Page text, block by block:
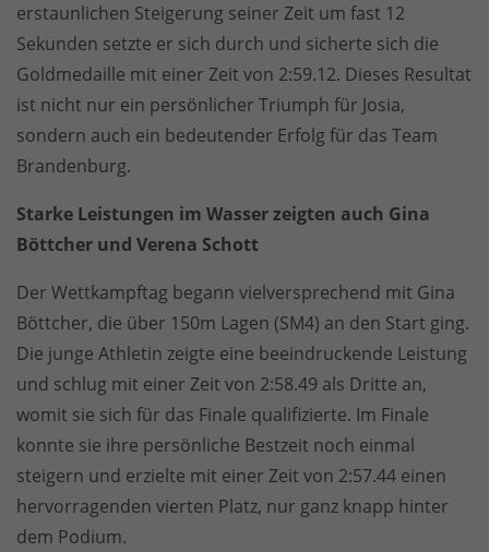
erstaunlichen Steigerung seiner Zeit um fast 12
Sekunden setzte er sich durch und sicherte sich die
Goldmedaille mit einer Zeit von 2:59.12. Dieses Resultat
ist nicht nur ein persönlicher Triumph für Josia,
sondern auch ein bedeutender Erfolg für das Team
Brandenburg.
Starke Leistungen im Wasser zeigten auch Gina
Böttcher und Verena Schott
Der Wettkampftag begann vielversprechend mit Gina
Böttcher, die über 150m Lagen (SM4) an den Start ging.
Die junge Athletin zeigte eine beeindruckende Leistung
und schlug mit einer Zeit von 2:58.49 als Dritte an,
womit sie sich für das Finale qualifizierte. Im Finale
konnte sie ihre persönliche Bestzeit noch einmal
steigern und erzielte mit einer Zeit von 2:57.44 einen
hervorragenden vierten Platz, nur ganz knapp hinter
dem Podium.